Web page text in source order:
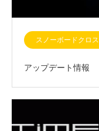
スノーボードクロス
アップデート情報